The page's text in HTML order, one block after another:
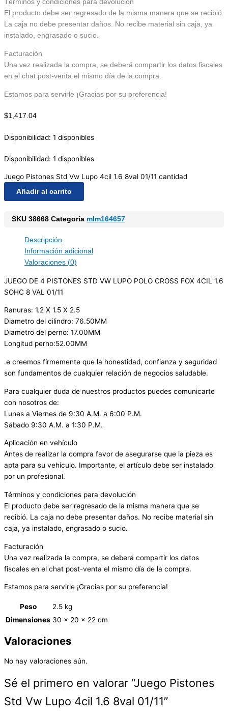
Términos y condiciones para devolución
El producto debe ser regresado de la misma manera que se recibió.
La caja no debe presentar daños. No recibe material sin caja, ya
instalado, engrasado o sucio.
Facturación
Una vez realizada la compra, se deberá compartir los datos fiscales
en el chat post-venta el mismo día de la compra.
Estamos para servirle ¡Gracias por su preferencia!
$1,417.04
Disponibilidad: 1 disponibles
Disponibilidad: 1 disponibles
Juego Pistones Std Vw Lupo 4cil 1.6 8val 01/11 cantidad
Añadir al carrito
SKU 38668 Categoría mlm164657
Descripción
Información adicional
Valoraciones (0)
JUEGO DE 4 PISTONES STD VW LUPO POLO CROSS FOX 4CIL 1.6
SOHC 8 VAL 01/11
Ranuras: 1.2 X 1.5 X 2.5
Diametro del cilindro: 76.50MM
Diametro del perno: 17.00MM
Longitud perno:52.00MM
.e creemos firmemente que la honestidad, confianza y seguridad
son fundamentos de cualquier relación de negocios saludable.
Para cualquier duda de nuestros productos puedes comunicarte
con nosotros de:
Lunes a Viernes de 9:30 A.M. a 6:00 P.M.
Sábado 9:30 A.M. a 1:30 P.M.
Aplicación en vehículo
Antes de realizar la compra favor de asegurarse que la pieza es
apta para su vehículo. Importante, el artículo debe ser instalado
por un profesional.
Términos y condiciones para devolución
El producto debe ser regresado de la misma manera que se
recibió. La caja no debe presentar daños. No recibe material sin
caja, ya instalado, engrasado o sucio.
Facturación
Una vez realizada la compra, se deberá compartir los datos
fiscales en el chat post-venta el mismo día de la compra.
Estamos para servirle ¡Gracias por su preferencia!
Peso
2.5 kg
Dimensiones 30 × 20 × 22 cm
Valoraciones
No hay valoraciones aún.
Sé el primero en valorar “Juego Pistones
Std Vw Lupo 4cil 1.6 8val 01/11”